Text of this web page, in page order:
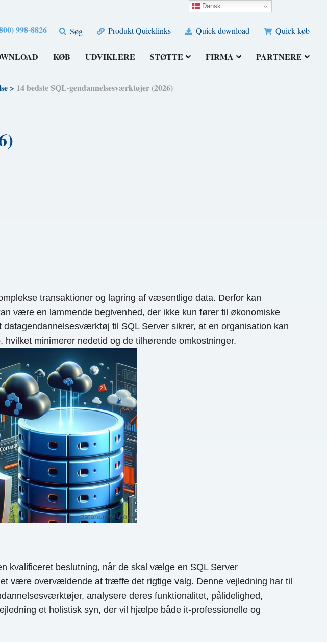
998-8826 Søg Produkt Quicklinks Quick download Quick køb
KØB UDVIKLERE STØTTE FIRMA PARTNERE
> 14 bedste SQL-gendannelsesværktøjer (2026)
transaktioner og lagring af væsentlige data. Derfor kan
være en lammende begivenhed, der ikke kun fører til økonomiske
til SQL Server sikrer, at en organisation kan
minimerer nedetid og de tilhørende omkostninger.
beslutning, når de skal vælge en SQL Server
være overvældende at træffe det rigtige valg. Denne vejledning har til
analysere deres funktionalitet, pålidelighed,
et holistisk syn, der vil hjælpe både it-professionelle og
Dansk